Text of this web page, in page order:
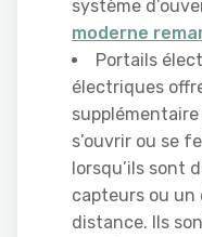
système
moderne
Portails
électriques
s’ouvrir ou se
lorsqu’ils sont
capteurs ou un
distance. Ils